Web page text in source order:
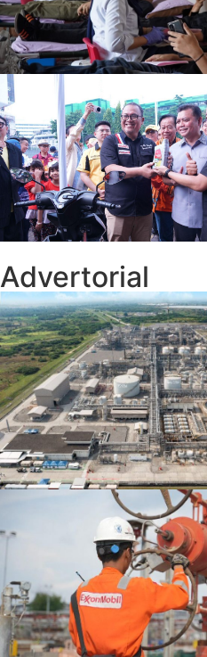
Advertorial